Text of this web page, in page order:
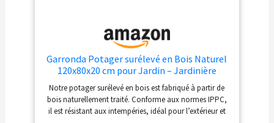
Garronda Potager surélevé en Bois Naturel
120x80x20 cm pour Jardin – Jardinière
rectangulaire 3 piècespour Plantes, Fleurs,
légumes et Herbes - Bac Potager en Bois
GD-0075, Naturel
Notre potager surélevé en bois est fabriqué à partir de
bois naturellement traité. Conforme aux normes IPPC,
il est résistant aux intempéries, idéal pour l’extérieur et